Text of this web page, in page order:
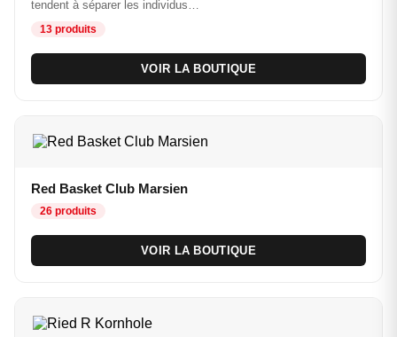
tendent à séparer les individus…
13 produits
VOIR LA BOUTIQUE
Red Basket Club Marsien
26 produits
VOIR LA BOUTIQUE